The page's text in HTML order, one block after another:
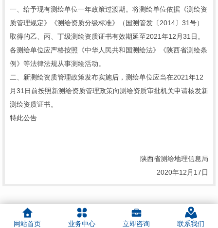
一、给予现有测绘单位一年政策过渡期。将测绘单位依据《测绘资
质管理规定》《测绘资质分级标准》（国测管发〔2014〕31号）
取得的乙、丙、丁级测绘资质证书有效期延至2021年12月31日。
各测绘单位应严格按照《中华人民共和国测绘法》《陕西省测绘条
例》等法律法规从事测绘活动。
二、新测绘资质管理政策发布实施后，测绘单位应当在2021年12
月31日前按照新测绘资质管理政策向测绘资质审批机关申请核发新
测绘资质证书。
特此公告
陕西省测绘地理信息局
2020年12月17日
网站首页 业务中心 立即咨询 联系我们